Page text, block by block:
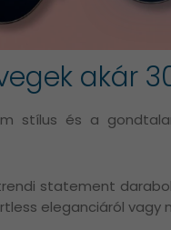
akár
stílus és a
statement
eleganciáról vagy